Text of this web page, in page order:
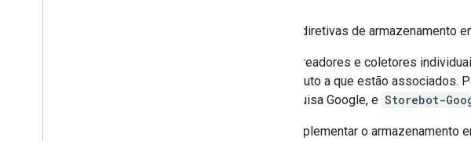
Outras diretivas de armazenamento
Os rastreadores e coletores
do produto a que estão associados.
a Pesquisa Google, e Storebot-
Para implementar o